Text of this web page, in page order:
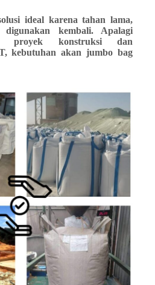
ideal karena tahan lama,
kembali. Apalagi
proyek konstruksi dan
kebutuhan akan jumbo bag